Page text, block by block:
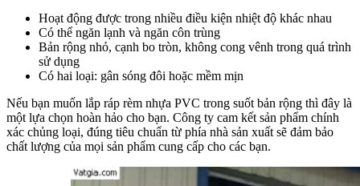
Hoạt động được trong nhiều điều kiện nhiệt độ khác nhau
Có thể ngăn lạnh và ngăn côn trùng
Bản rộng nhỏ, cạnh bo tròn, không cong vênh trong quá trình
sử dụng
Có hai loại: gân sóng đôi hoặc mềm mịn
Nếu bạn muốn lắp ráp rèm nhựa PVC trong suốt bản rộng thì đây là
một lựa chọn hoàn hảo cho bạn. Công ty cam kết sản phẩm chính
xác chủng loại, đúng tiêu chuẩn từ phía nhà sản xuất sẽ đảm bảo
chất lượng của mọi sản phẩm cung cấp cho các bạn.